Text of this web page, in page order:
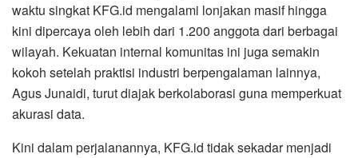
waktu singkat KFG.id mengalami lonjakan masif hingga
kini dipercaya oleh lebih dari 1.200 anggota dari berbagai
wilayah. Kekuatan internal komunitas ini juga semakin
kokoh setelah praktisi industri berpengalaman lainnya,
Agus Junaidi, turut diajak berkolaborasi guna memperkuat
akurasi data.
​Kini dalam perjalanannya, KFG.id tidak sekadar menjadi